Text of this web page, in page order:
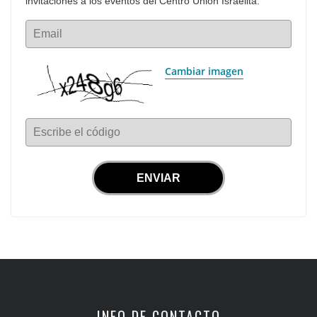
Email
Cambiar imagen
Escribe el código